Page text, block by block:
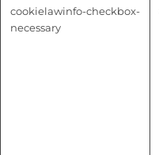
cookielawinfo-checkbox-
necessary